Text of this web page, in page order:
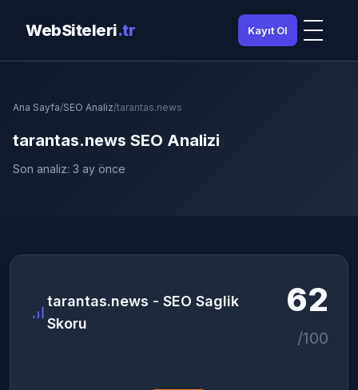
WebSiteleri.tr Kayıt Ol
Ana Sayfa/SEO Analiz/tarantas.news
tarantas.news SEO Analizi
Son analiz: 3 ay önce
tarantas.news - SEO Saglik
Skoru
62
/100